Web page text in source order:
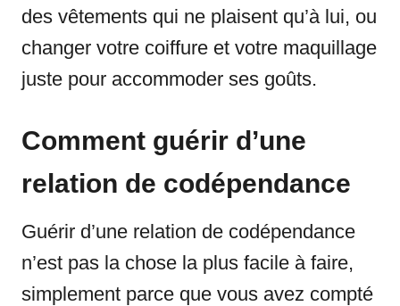
des vêtements qui ne plaisent qu’à lui, ou
changer votre coiffure et votre maquillage
juste pour accommoder ses goûts.
Comment guérir d’une
relation de codépendance
Guérir d’une relation de codépendance
n’est pas la chose la plus facile à faire,
simplement parce que vous avez compté